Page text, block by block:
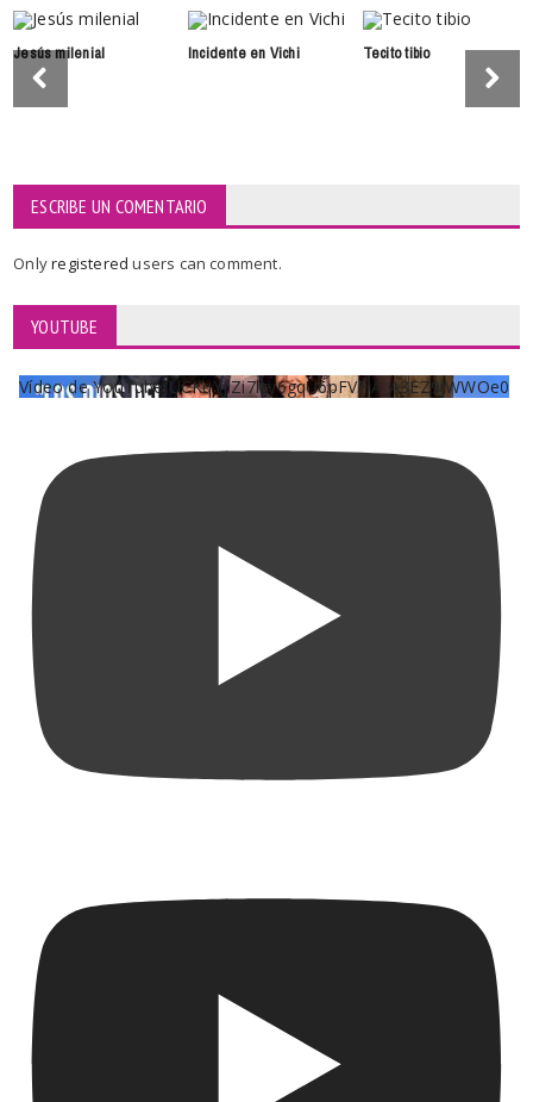
Jesús milenial Incidente en Vichi Tecito tibio
ESCRIBE UN COMENTARIO
Onlyregisteredusers can comment.
YOUTUBE
Vídeo de YouTube UCKqYjiZi7lzy6gqU6pFVFiA_A3EZ9JWWOe0